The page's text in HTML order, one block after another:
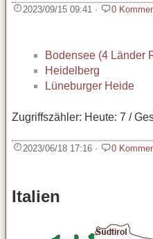
2023/09/15 09:41 · 0
Bodensee (4 Länder
Heidelberg
Lüneburger Heide
Zugriffszähler: Heute: 7 /
2023/06/18 17:16 · 0
Italien